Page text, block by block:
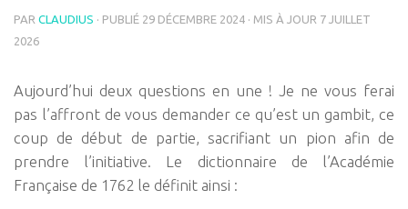
PAR CLAUDIUS · PUBLIÉ 29 DÉCEMBRE 2024 · MIS À JOUR 7 JUILLET
2026
Aujourd’hui deux questions en une ! Je ne vous ferai
pas l’affront de vous demander ce qu’est un gambit, ce
coup de début de partie, sacrifiant un pion afin de
prendre l’initiative. Le dictionnaire de l’Académie
Française de 1762 le définit ainsi :